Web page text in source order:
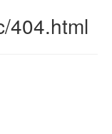
404.html